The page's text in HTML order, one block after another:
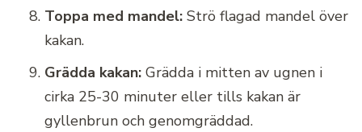
Toppa med mandel: Strö flagad mandel över
kakan.
Grädda kakan: Grädda i mitten av ugnen i
cirka 25-30 minuter eller tills kakan är
gyllenbrun och genomgräddad.